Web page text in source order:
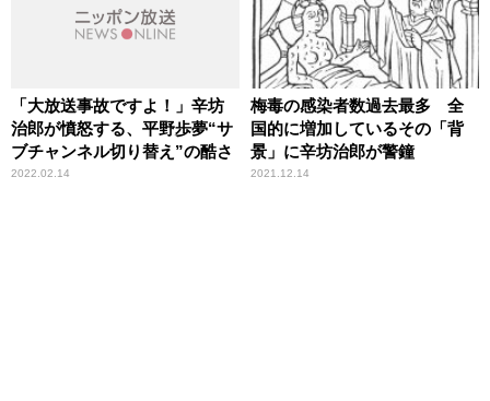
「大放送事故ですよ！」辛坊
治郎が憤怒する、平野歩夢“サ
ブチャンネル切り替え”の酷さ
2022.02.14
梅毒の感染者数過去最多 全
国的に増加しているその「背
景」に辛坊治郎が警鐘
2021.12.14